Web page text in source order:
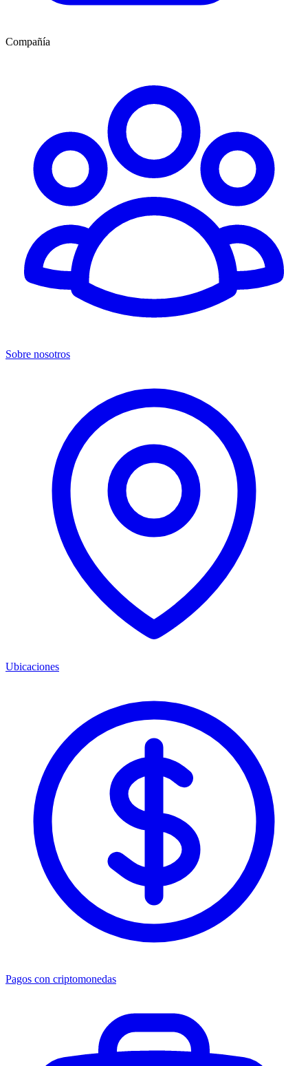
Compañía
Sobre nosotros
Ubicaciones
Pagos con criptomonedas